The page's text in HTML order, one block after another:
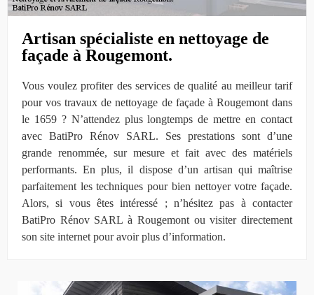
Artisan spécialiste en nettoyage de
façade à Rougemont.
Vous voulez profiter des services de qualité au meilleur tarif
pour vos travaux de nettoyage de façade à Rougemont dans
le 1659 ? N’attendez plus longtemps de mettre en contact
avec BatiPro Rénov SARL. Ses prestations sont d’une
grande renommée, sur mesure et fait avec des matériels
performants. En plus, il dispose d’un artisan qui maîtrise
parfaitement les techniques pour bien nettoyer votre façade.
Alors, si vous êtes intéressé ; n’hésitez pas à contacter
BatiPro Rénov SARL à Rougemont ou visiter directement
son site internet pour avoir plus d’information.